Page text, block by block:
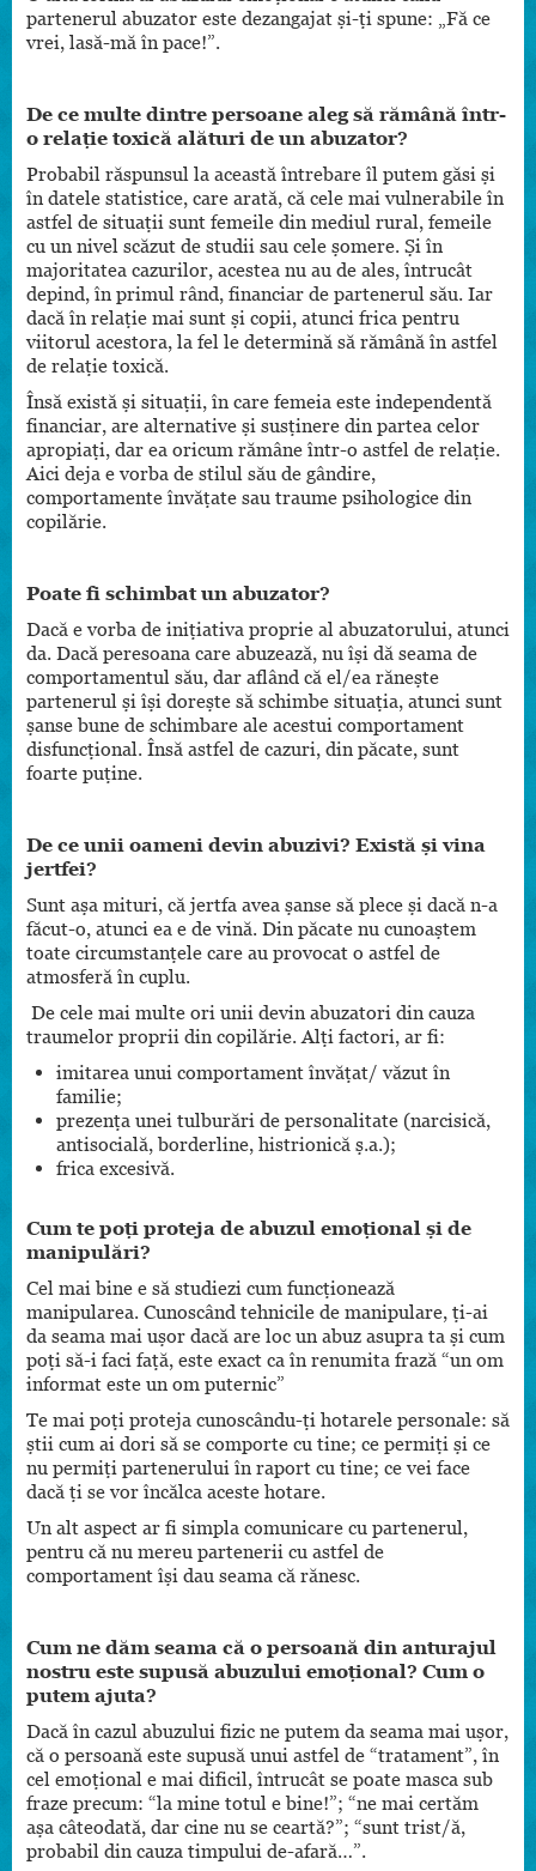
partenerul abuzator este dezangajat și-ți spune: „Fă ce
vrei, lasă-mă în pace!”.
De ce multe dintre persoane aleg să rămână într-
o relație toxică alături de un abuzator?
Probabil răspunsul la această întrebare îl putem găsi și
în datele statistice, care arată, că cele mai vulnerabile în
astfel de situații sunt femeile din mediul rural, femeile
cu un nivel scăzut de studii sau cele șomere. Și în
majoritatea cazurilor, acestea nu au de ales, întrucât
depind, în primul rând, financiar de partenerul său. Iar
dacă în relație mai sunt și copii, atunci frica pentru
viitorul acestora, la fel le determină să rămână în astfel
de relație toxică.
Însă există și situații, în care femeia este independentă
financiar, are alternative și susținere din partea celor
apropiați, dar ea oricum rămâne într-o astfel de relație.
Aici deja e vorba de stilul său de gândire,
comportamente învățate sau traume psihologice din
copilărie.
Poate fi schimbat un abuzator?
Dacă e vorba de inițiativa proprie al abuzatorului, atunci
da. Dacă peresoana care abuzează, nu își dă seama de
comportamentul său, dar aflând că el/ea rănește
partenerul și își dorește să schimbe situația, atunci sunt
șanse bune de schimbare ale acestui comportament
disfuncțional. Însă astfel de cazuri, din păcate, sunt
foarte puține.
De ce unii oameni devin abuzivi? Există și vina
jertfei?
Sunt așa mituri, că jertfa avea șanse să plece și dacă n-a
făcut-o, atunci ea e de vină. Din păcate nu cunoaștem
toate circumstanțele care au provocat o astfel de
atmosferă în cuplu.
De cele mai multe ori unii devin abuzatori din cauza
traumelor proprii din copilărie. Alți factori, ar fi:
imitarea unui comportament învățat/ văzut în
familie;
prezența unei tulburări de personalitate (narcisică,
antisocială, borderline, histrionică ș.a.);
frica excesivă.
Cum te poți proteja de abuzul emoțional și de
manipulări?
Cel mai bine e să studiezi cum funcționează
manipularea. Cunoscând tehnicile de manipulare, ți-ai
da seama mai ușor dacă are loc un abuz asupra ta și cum
poți să-i faci față, este exact ca în renumita frază “un om
informat este un om puternic”
Te mai poți proteja cunoscându-ți hotarele personale: să
știi cum ai dori să se comporte cu tine; ce permiți și ce
nu permiți partenerului în raport cu tine; ce vei face
dacă ți se vor încălca aceste hotare.
Un alt aspect ar fi simpla comunicare cu partenerul,
pentru că nu mereu partenerii cu astfel de
comportament își dau seama că rănesc.
Cum ne dăm seama că o persoană din anturajul
nostru este supusă abuzului emoțional? Cum o
putem ajuta?
Dacă în cazul abuzului fizic ne putem da seama mai ușor,
că o persoană este supusă unui astfel de “tratament”, în
cel emoțional e mai dificil, întrucât se poate masca sub
fraze precum: “la mine totul e bine!”; “ne mai certăm
așa câteodată, dar cine nu se ceartă?”; “sunt trist/ă,
probabil din cauza timpului de-afară…”.